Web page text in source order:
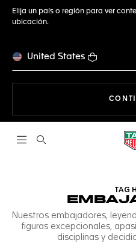
Elija un país o región para ver
ubicación.
United States
Abrir el menú de búsqueda